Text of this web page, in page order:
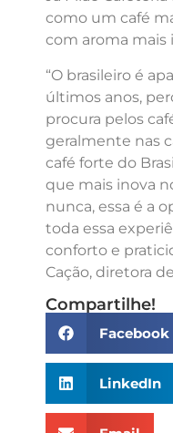
como um café
com aroma mais
“O brasileiro é
últimos anos,
procura pelos
geralmente nas
café forte do
que mais inova
nunca, essa é a
toda essa
conforto e
Cação, diretora
Compartilhe!
Facebook
LinkedIn